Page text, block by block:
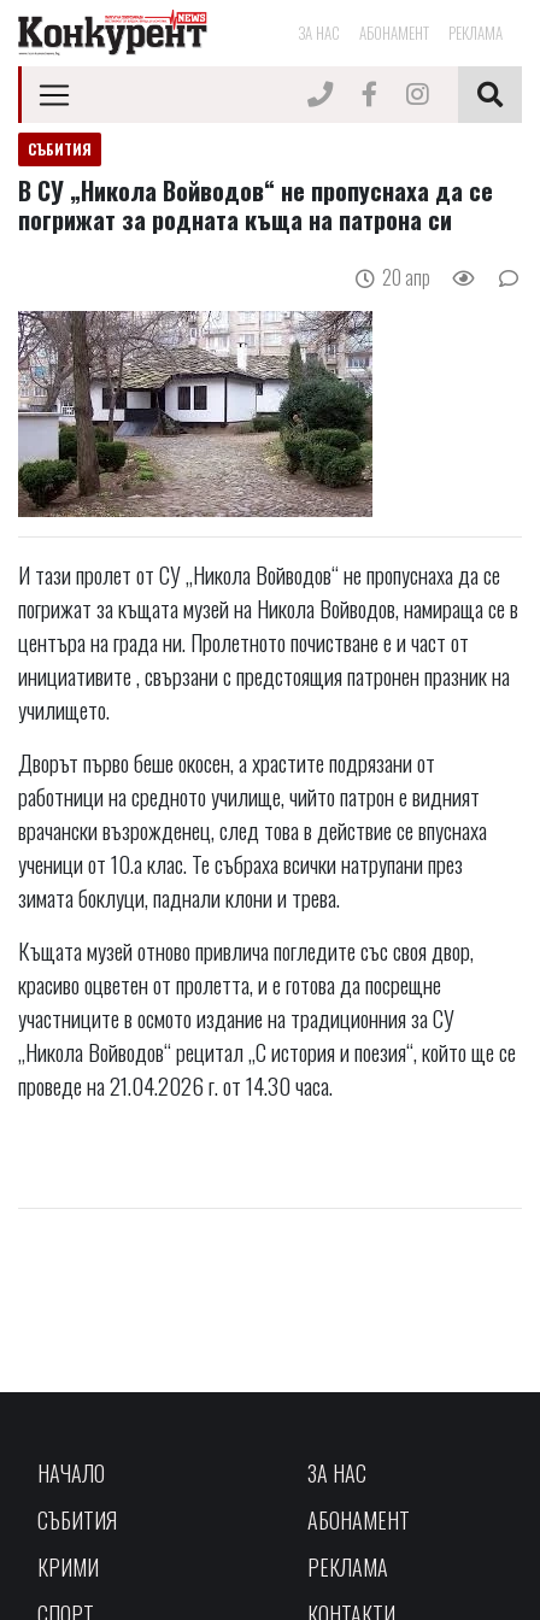
ЗА НАС АБОНАМЕНТ РЕКЛАМА
СЪБИТИЯ
В СУ „Никола Войводов“ не пропуснаха да се
погрижат за родната къща на патрона си
20 апр
И тази пролет от СУ „Никола Войводов“ не пропуснаха да се
погрижат за къщата музей на Никола Войводов, намираща се в
центъра на града ни. Пролетното почистване е и част от
инициативите , свързани с предстоящия патронен празник на
училището.
Дворът първо беше окосен, а храстите подрязани от
работници на средното училище, чийто патрон е видният
врачански възрожденец, след това в действие се впуснаха
ученици от 10.а клас. Те събраха всички натрупани през
зимата боклуци, паднали клони и трева.
Къщата музей отново привлича погледите със своя двор,
красиво оцветен от пролетта, и е готова да посрещне
участниците в осмото издание на традиционния за СУ
„Никола Войводов“ рецитал „С история и поезия“, който ще се
проведе на 21.04.2026 г. от 14.30 часа.
НАЧАЛО
СЪБИТИЯ
КРИМИ
ЗА НАС
АБОНАМЕНТ
РЕКЛАМА